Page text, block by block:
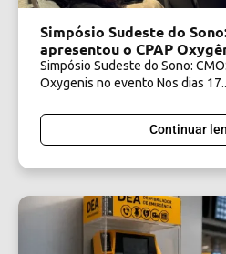
Simpósio Sudeste do
apresentou o CPAP
Simpósio Sudeste do Sono:
Oxygenis no evento Nos dias
Continuar